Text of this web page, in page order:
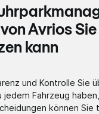
Avrios Sie
kann
und Kontrolle Sie
jedem Fahrzeug
können